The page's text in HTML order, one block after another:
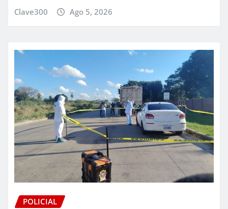
Clave300 Ago 5, 2026
POLICIAL